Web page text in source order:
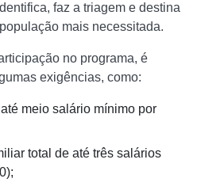
faz a triagem e destina
mais necessitada.
no programa, é
exigências, como:
meio salário mínimo por
total de até três salários